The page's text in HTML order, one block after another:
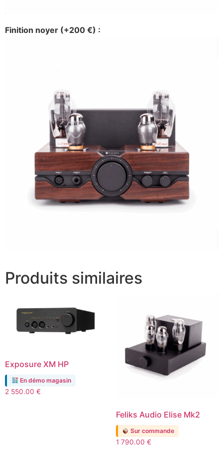
Finition noyer (+200 €) :
Produits similaires
Exposure XM HP
En démo magasin
2 550.00 €
Feliks Audio Elise Mk2
Sur commande
1 790.00 €